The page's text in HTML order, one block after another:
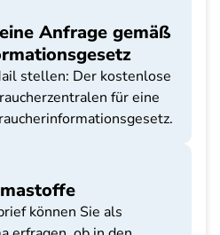
Anfrage gemäß
stellen: Der kostenlose
für eine
können Sie als